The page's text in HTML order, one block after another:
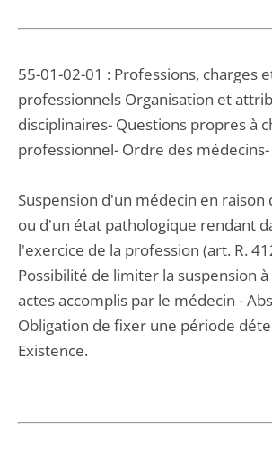
55-01-02-01 : Professions, charges
professionnels Organisation et
disciplinaires- Questions propres à
professionnel- Ordre des médecins-
Suspension d'un médecin en
ou d'un état pathologique rendant
l'exercice de la profession (art. R.
Possibilité de limiter la suspension
actes accomplis par le médecin -
Obligation de fixer une période
Existence.